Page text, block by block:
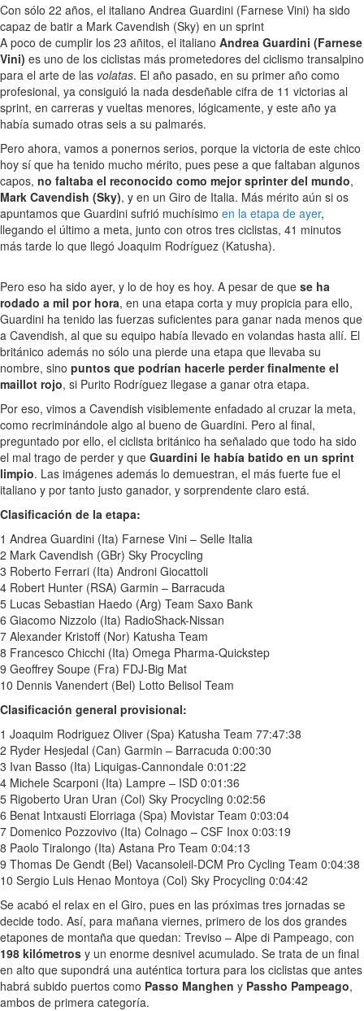
Con sólo 22 años, el italiano Andrea Guardini (Farnese Vini) ha sido
capaz de batir a Mark Cavendish (Sky) en un sprint
A poco de cumplir los 23 añitos, el italiano Andrea Guardini (Farnese
Vini) es uno de los ciclistas más prometedores del ciclismo transalpino
para el arte de las volatas. El año pasado, en su primer año como
profesional, ya consiguió la nada desdeñable cifra de 11 victorias al
sprint, en carreras y vueltas menores, lógicamente, y este año ya
había sumado otras seis a su palmarés.
Pero ahora, vamos a ponernos serios, porque la victoria de este chico
hoy sí que ha tenido mucho mérito, pues pese a que faltaban algunos
capos, no faltaba el reconocido como mejor sprinter del mundo,
Mark Cavendish (Sky), y en un Giro de Italia. Más mérito aún si os
apuntamos que Guardini sufrió muchísimo en la etapa de ayer,
llegando el último a meta, junto con otros tres ciclistas, 41 minutos
más tarde lo que llegó Joaquim Rodríguez (Katusha).
Pero eso ha sido ayer, y lo de hoy es hoy. A pesar de que se ha
rodado a mil por hora, en una etapa corta y muy propicia para ello,
Guardini ha tenido las fuerzas suficientes para ganar nada menos que
a Cavendish, al que su equipo había llevado en volandas hasta allí. El
británico además no sólo una pierde una etapa que llevaba su
nombre, sino puntos que podrían hacerle perder finalmente el
maillot rojo, si Purito Rodríguez llegase a ganar otra etapa.
Por eso, vimos a Cavendish visiblemente enfadado al cruzar la meta,
como recriminándole algo al bueno de Guardini. Pero al final,
preguntado por ello, el ciclista británico ha señalado que todo ha sido
el mal trago de perder y que Guardini le había batido en un sprint
limpio. Las imágenes además lo demuestran, el más fuerte fue el
italiano y por tanto justo ganador, y sorprendente claro está.
Clasificación de la etapa:
1 Andrea Guardini (Ita) Farnese Vini – Selle Italia
2 Mark Cavendish (GBr) Sky Procycling
3 Roberto Ferrari (Ita) Androni Giocattoli
4 Robert Hunter (RSA) Garmin – Barracuda
5 Lucas Sebastian Haedo (Arg) Team Saxo Bank
6 Giacomo Nizzolo (Ita) RadioShack-Nissan
7 Alexander Kristoff (Nor) Katusha Team
8 Francesco Chicchi (Ita) Omega Pharma-Quickstep
9 Geoffrey Soupe (Fra) FDJ-Big Mat
10 Dennis Vanendert (Bel) Lotto Belisol Team
Clasificación general provisional:
1 Joaquim Rodriguez Oliver (Spa) Katusha Team 77:47:38
2 Ryder Hesjedal (Can) Garmin – Barracuda 0:00:30
3 Ivan Basso (Ita) Liquigas-Cannondale 0:01:22
4 Michele Scarponi (Ita) Lampre – ISD 0:01:36
5 Rigoberto Uran Uran (Col) Sky Procycling 0:02:56
6 Benat Intxausti Elorriaga (Spa) Movistar Team 0:03:04
7 Domenico Pozzovivo (Ita) Colnago – CSF Inox 0:03:19
8 Paolo Tiralongo (Ita) Astana Pro Team 0:04:13
9 Thomas De Gendt (Bel) Vacansoleil-DCM Pro Cycling Team 0:04:38
10 Sergio Luis Henao Montoya (Col) Sky Procycling 0:04:42
Se acabó el relax en el Giro, pues en las próximas tres jornadas se
decide todo. Así, para mañana viernes, primero de los dos grandes
etapones de montaña que quedan: Treviso – Alpe di Pampeago, con
198 kilómetros y un enorme desnivel acumulado. Se trata de un final
en alto que supondrá una auténtica tortura para los ciclistas que antes
habrá subido puertos como Passo Manghen y Passho Pampeago,
ambos de primera categoría.